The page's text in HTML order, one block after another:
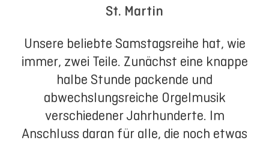
St. Martin
Unsere beliebte Samstagsreihe hat, wie
immer, zwei Teile. Zunächst eine knappe
halbe Stunde packende und
abwechslungsreiche Orgelmusik
verschiedener Jahrhunderte. Im
Anschluss daran für alle, die noch etwas